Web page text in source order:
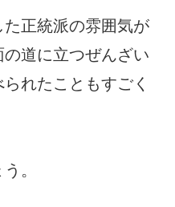
正統派の雰囲気が
道に立つぜんざい
れたこともすごく
。